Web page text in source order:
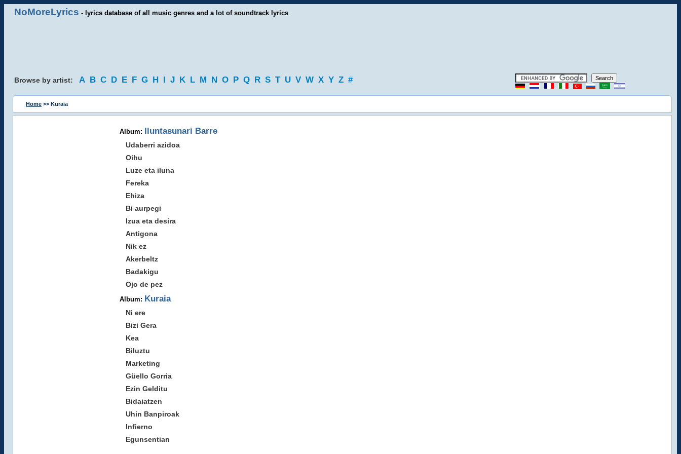
NoMoreLyrics - lyrics database of all music genres and a lot of soundtrack lyrics
Browse by artist: A B C D E F G H I J K L M N O P Q R S T U V W X Y Z #
Home >> Kuraia
Album: Iluntasunari Barre
Udaberri azidoa
Oihu
Luze eta iluna
Fereka
Ehiza
Bi aurpegi
Izua eta desira
Antigona
Nik ez
Akerbeltz
Badakigu
Ojo de pez
Album: Kuraia
Ni ere
Bizi Gera
Kea
Biluztu
Marketing
Güello Gorria
Ezin Gelditu
Bidaiatzen
Uhin Banpiroak
Infierno
Egunsentian